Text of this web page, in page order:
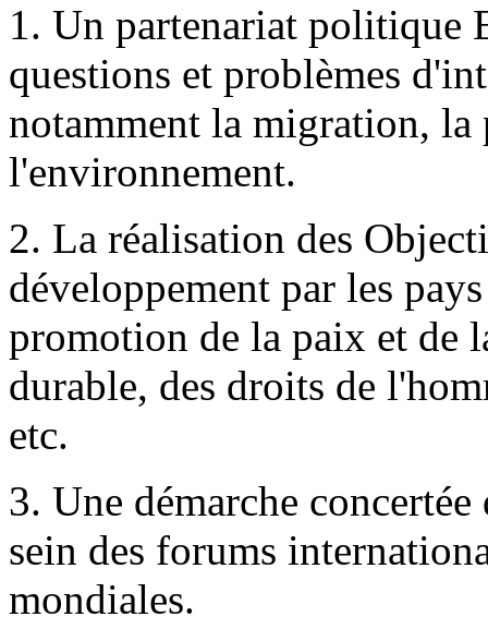
1. Un partenariat politique
questions et problèmes
notamment la migration, la
l'environnement.
2. La réalisation des
développement par les
promotion de la paix et de
durable, des droits de
etc.
3. Une démarche
sein des forums
mondiales.